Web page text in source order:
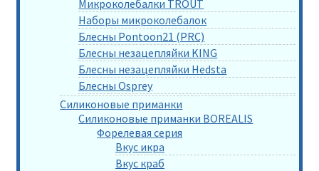
Микроколебалки TROUT
Наборы микроколебалок
Блесны Pontoon21 (PRC)
Блесны незацепляйки KING
Блесны незацепляйки Hedsta
Блесны Osprey
Силиконовые приманки
Силиконовые приманки BOREALIS
Форелевая серия
Вкус икра
Вкус краб